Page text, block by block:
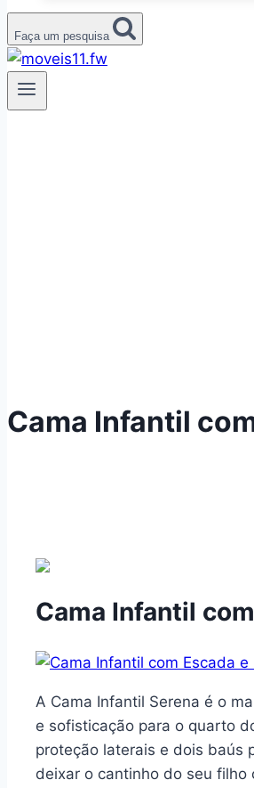
Faça um pesquisa
Cama Infantil
Cama Infantil
A Cama Infantil Serena é o
e sofisticação para o quarto
proteção laterais e dois baús
deixar o cantinho do seu filho